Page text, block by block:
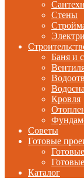
Стены
Баня и
Кровля
Советы
Готовые
Каталог